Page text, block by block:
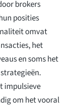
brokers
posities
omvat
het
en soms het
impulsieve
om het vooral